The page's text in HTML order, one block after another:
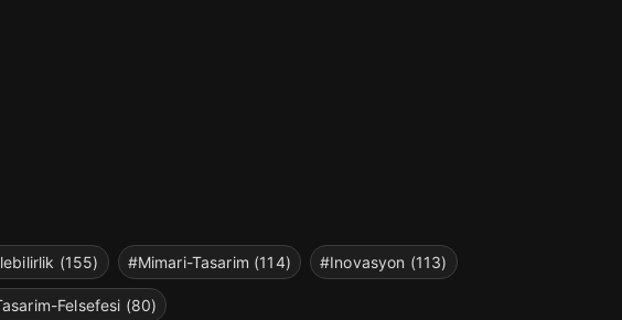
(155) #Mimari-Tasarim (114) #Inovasyon (113)
Felsefesi (80)